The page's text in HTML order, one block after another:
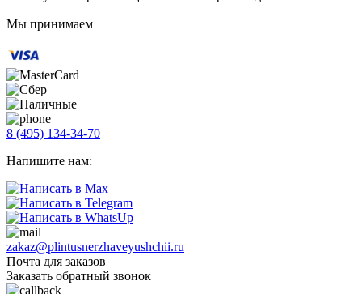
Мы принимаем
8 (495) 134-34-70
Напишите нам:
zakaz@plintusnerzhaveyushchii.ru
Почта для заказов
Заказать обратный звонок